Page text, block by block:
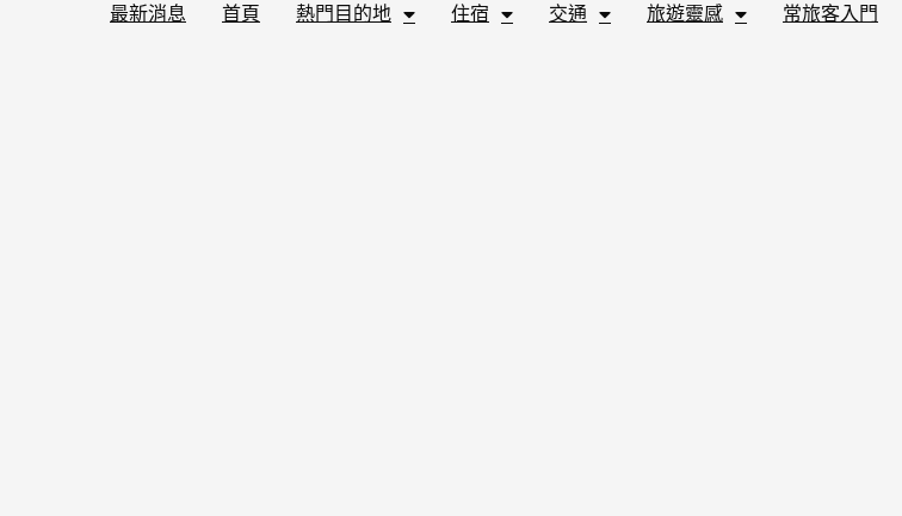
最新消息 首頁 熱門目的地 住宿 交通 旅遊靈感 常旅客入門